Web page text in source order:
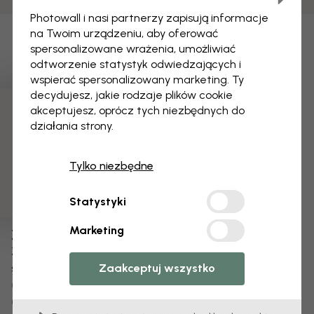
Zmień swoją tapetę
Zespół projektantów dostosuje każdy motyw
specjalnie dla Ciebie.
Zmień rozmiar lub kolory
Dodaj lub usuń obiekt
Photowall i nasi partnerzy zapisują informacje
na Twoim urządzeniu, aby oferować
spersonalizowane wrażenia, umożliwiać
odtworzenie statystyk odwiedzających i
wspierać spersonalizowany marketing. Ty
decydujesz, jakie rodzaje plików cookie
akceptujesz, oprócz tych niezbędnych do
działania strony.
Tylko niezbędne
Statystyki
Marketing
Zaakceptuj wszystko